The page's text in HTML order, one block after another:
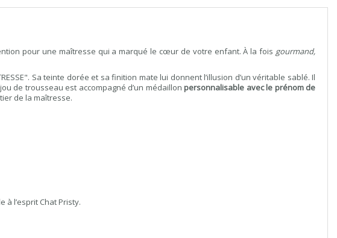
pour une maîtresse qui a marqué le cœur de votre enfant. À la fois gourmand,
Sa teinte dorée et sa finition mate lui donnent l’illusion d’un véritable sablé. Il
de trousseau est accompagné d’un médaillonpersonnalisable avec le prénom de
de la maîtresse.
l’esprit Chat Pristy.